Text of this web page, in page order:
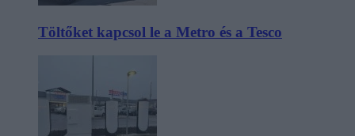
Töltőket kapcsol le a Metro és a Tesco